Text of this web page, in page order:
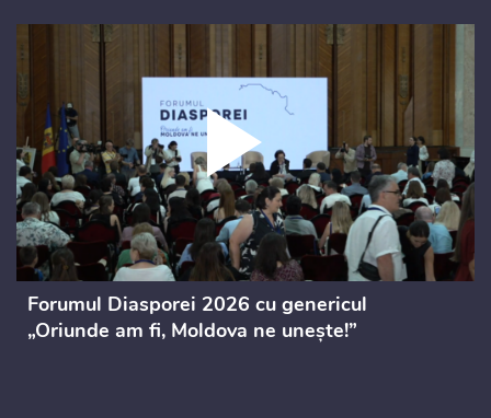
Forumul Diasporei 2026 cu genericul
„Oriunde am fi, Moldova ne unește!”